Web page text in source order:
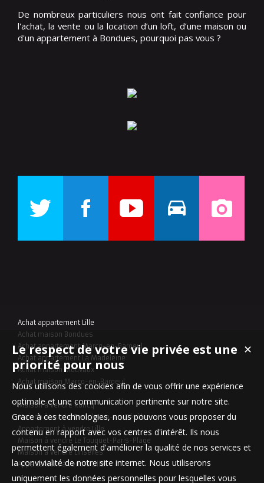
De nombreux particuliers nous ont fait confiance pour
l'achat, la vente ou la location d’un loft, d’une maison ou
d'un appartement à Bondues, pourquoi pas vous ?
Achat appartement Lille
Achat maison Bondues
Achat appartement Marcq-en-Baroeul
Achat appartement La Madeleine
Achat maison Mouvaux
Achat maison Marcq-en-Baroeul
Maison à vendre Roncq
Maison à vendre Templeuve-en-Pévèle
Appartement à vendre Lille
Maison à vendre Le Touquet-Paris-Plage
Maison à vendre Linselles
Appartement à vendre Lille
✕
Le respect de votre vie privée est une
priorité pour nous
Nous utilisons des cookies afin de vous offrir une expérience
optimale et une communication pertinente sur notre site.
Grace à ces technologies, nous pouvons vous proposer du
contenu en rapport avec vos centres d'intérêt. Ils nous
permettent également d'améliorer la qualité de nos services et
la convivialité de notre site internet. Nous utiliserons
uniquement les données personnelles pour lesquelles vous